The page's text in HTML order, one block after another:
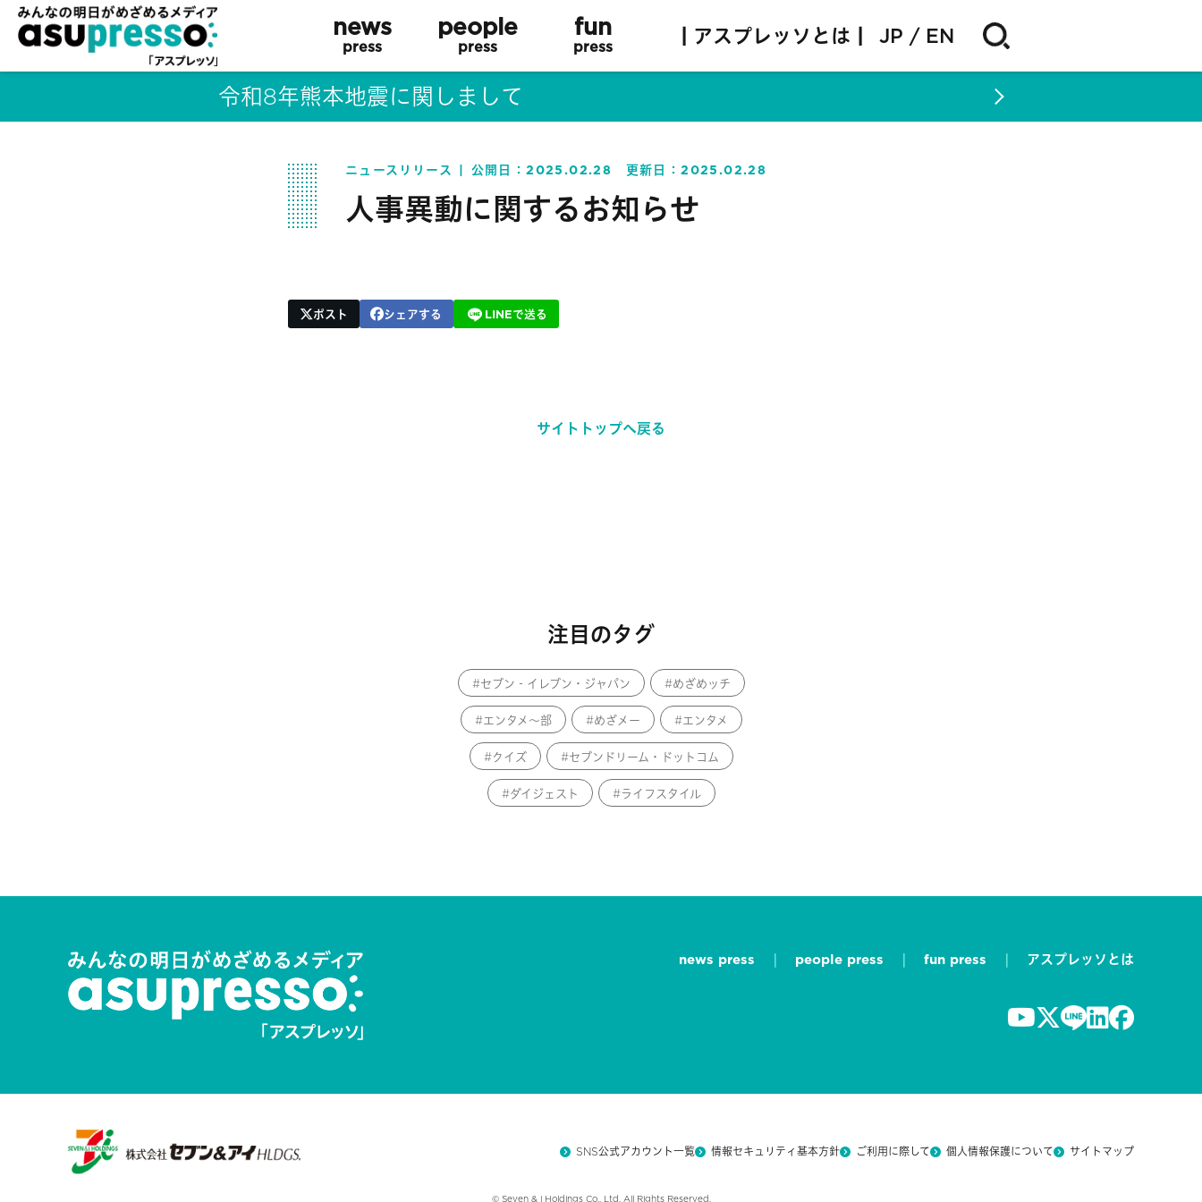
news
press
people
press
fun
press | アスプレッソとは | JP EN
令和8年熊本地震に関しまして
ニュースリリース 公開日：2025.02.28 更新日：2025.02.28
人事異動に関するお知らせ
ポスト シェアする LINEで送る
サイトトップへ戻る
注目のタグ
セブン‐イレブン・ジャパン めざめッチ
エンタメ～部 めざメー エンタメ
クイズ セブンドリーム・ドットコム
ダイジェスト ライフスタイル
news press people press fun press アスプレッソとは
SNS公式アカウント一覧 情報セキュリティ基本方針 ご利用に際して 個人情報保護について サイトマップ
© Seven & i Holdings Co., Ltd. All Rights Reserved.